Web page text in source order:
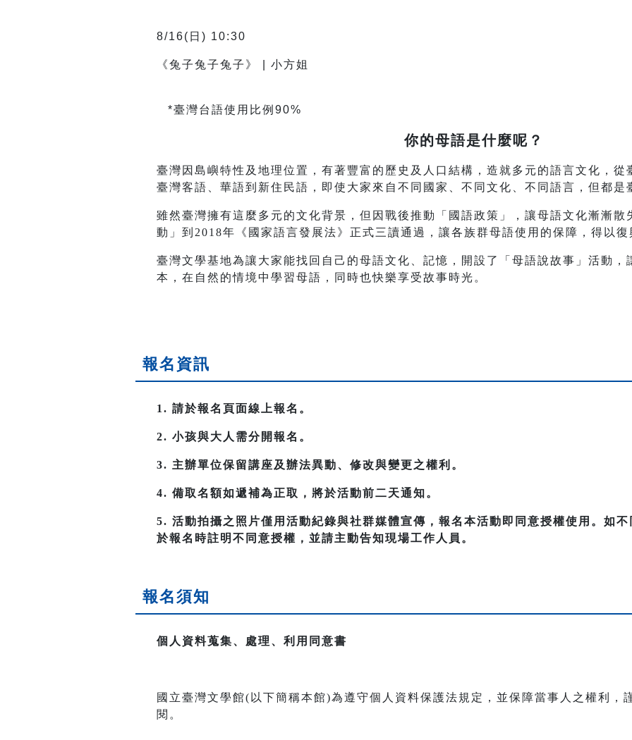
8/16(日) 10:30
《兔子兔子兔子》 | 小方姐
*臺灣台語使用比例90%
你的母語是什麼呢？
臺灣因島嶼特性及地理位置，有著豐富的歷史及人口結構，造就多元的語言文化，
臺灣客語、華語到新住民語，即使大家來自不同國家、不同文化、不同語言，但都是
雖然臺灣擁有這麼多元的文化背景，但因戰後推動「國語政策」，讓母語文化漸漸散
動」到2018年《國家語言發展法》正式三讀通過，讓各族群母語使用的保障，得以
臺灣文學基地為讓大家能找回自己的母語文化、記憶，開設了「母語說故事」活動
本，在自然的情境中學習母語，同時也快樂享受故事時光。
報名資訊
1. 請於報名頁面線上報名。
2. 小孩與大人需分開報名。
3. 主辦單位保留講座及辦法異動、修改與變更之權利。
4. 備取名額如遞補為正取，將於活動前二天通知。
5. 活動拍攝之照片僅用活動紀錄與社群媒體宣傳，報名本活動即同意授權使用。如
於報名時註明不同意授權，並請主動告知現場工作人員。
報名須知
個人資料蒐集、處理、利用同意書
國立臺灣文學館(以下簡稱本館)為遵守個人資料保護法規定，並保障當事人之權利，
閱。